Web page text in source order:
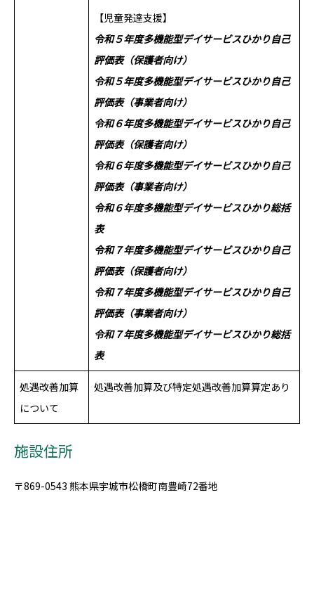
【児童発達支援】
令和５年度多機能型デイサービスひかり自己
評価表（保護者向け）
令和５年度多機能型デイサービスひかり自己
評価表（事業者向け）
令和６年度多機能型デイサービスひかり自己
評価表（保護者向け）
令和６年度多機能型デイサービスひかり自己
評価表（事業者向け）
令和６年度多機能型デイサービスひかり総括
表
令和７年度多機能型デイサービスひかり自己
評価表（保護者向け）
令和７年度多機能型デイサービスひかり自己
評価表（事業者向け）
令和７年度多機能型デイサービスひかり総括
表
処遇改善加算
について
処遇改善加算及び特定処遇改善加算算定あり
施設住所
〒869-0543 熊本県宇城市松橋町南豊崎72番地